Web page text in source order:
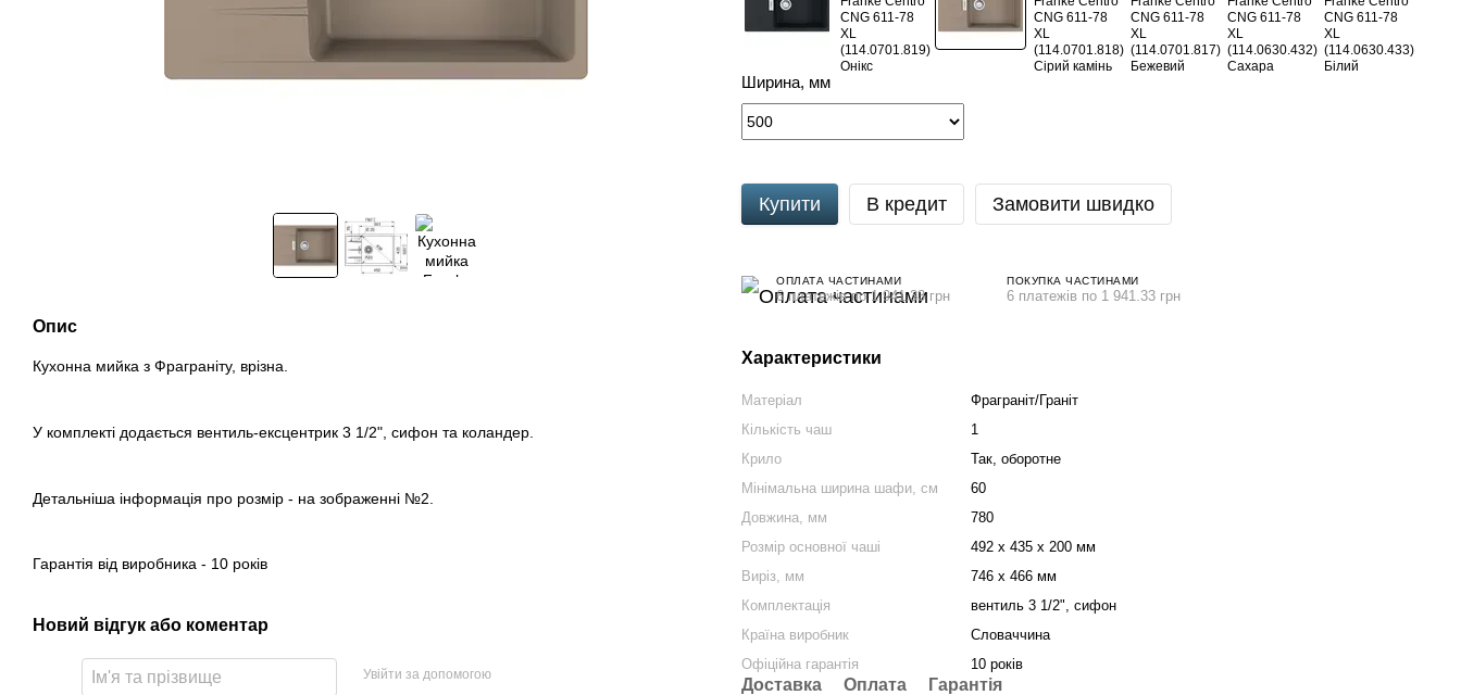
Опис
Кухонна мийка з Фраграніту, врізна.
У комплекті додається вентиль-ексцентрик 3 1/2", сифон та коландер.
Детальніша інформація про розмір - на зображенні №2.
Гарантія від виробника - 10 років
Новий відгук або коментар
Увійти за допомогою
Ширина, мм
Купити В кредит Замовити швидко
ОПЛАТА ЧАСТИНАМИ
6 платежів по 1 941.33 грн
ПОКУПКА ЧАСТИНАМИ
6 платежів по 1 941.33 грн
Характеристики
Матеріал
Фраграніт/Граніт
Кількість чаш
1
Крило
Так, оборотне
Мінімальна ширина шафи, cм
60
Довжина, мм
780
Розмір основної чаші
492 x 435 x 200 мм
Виріз, мм
746 x 466 мм
Комплектація
вентиль 3 1/2", сифон
Країна виробник
Словаччина
Офіційна гарантія
10 років
Доставка Оплата Гарантія